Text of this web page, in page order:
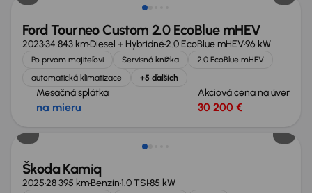
Ford Tourneo Custom 2.0 EcoBlue mHEV
202334 843 kmDiesel + Hybridné2.0 EcoBlue mHEV96 kW
Po prvom majiteľovi Servisná knižka
2.0 EcoBlue mHEV
automatická klimatizace
+5 ďalších
Mesačná splátka
na mieru
Akciová cena na úver
30 200 €
Zlacnené o 1 300 €
Škoda Kamiq
202528 395 kmBenzín1.0 TSI85 kW